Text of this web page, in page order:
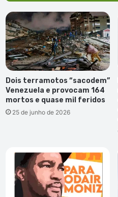
Dois terramotos “sacodem”
Venezuela e provocam 164
mortos e quase mil feridos
25 de junho de 2026